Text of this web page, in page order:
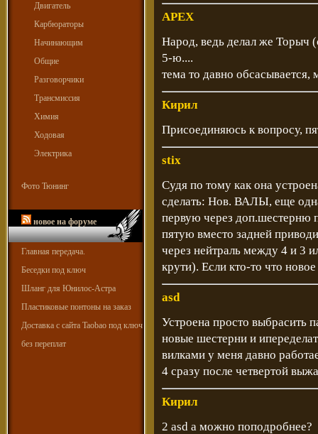
Двигатель
Карбюраторы
Начинающим
Общие
Разговорчики
Трансмиссия
Химия
Ходовая
Электрика
Фото Тюнинг
новое на форуме
Главная передача.
Беседки под ключ
Шланг для Юнилос-Астра
Пластиковые понтоны на заказ
Доставка с сайта Taobao под ключ
без переплат
APEX
Народ, ведь делал же Торыч
5-ю....
тема то давно обсасывается,
Кирил
Присоединяюсь к вопросу,
stix
Судя по тому как она
сделать: Нов. ВАЛЫ, еще
первую через доп.шестерню
пятую вместо задней
через нейтраль между 4 и 3
крути). Если кто-то что
asd
Устроена просто выбрасить
новые шестерни и
вилками у меня давно
4 сразу после четвертой
Кирил
2 asd а можно поподробнее?